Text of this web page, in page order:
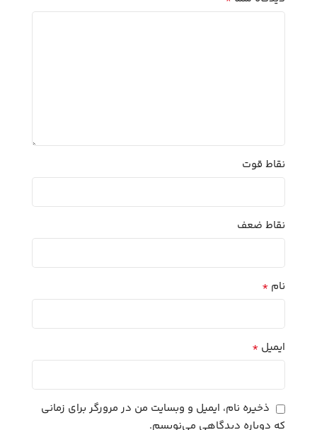
نقاط قوت
نقاط ضعف
نام *
ایمیل *
ذخیره نام، ایمیل و وبسایت من در مرورگر برای زمانی
که دوباره دیدگاهی می‌نویسم.